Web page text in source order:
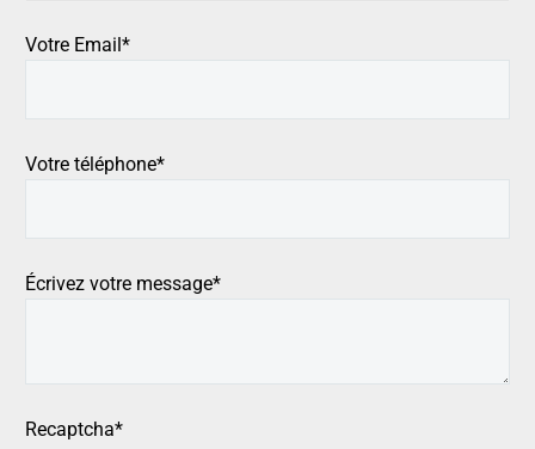
Votre Email*
Votre téléphone*
Écrivez votre message*
Recaptcha*